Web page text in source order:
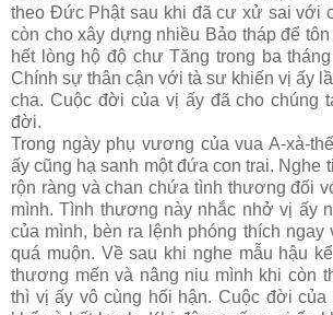
theo Ðức Phật sau khi đã cư xử sai với
còn cho xây dựng nhiều Bảo tháp để
hết lòng hộ độ chư Tăng trong ba
Chính sự thân cận với tà sư khiến vị ấy
cha. Cuộc đời của vị ấy đã cho chúng
đời.
Trong ngày phụ vương của vua A-xà-
ấy cũng hạ sanh một đứa con trai. Nghe
rộn ràng và chan chứa tình thương đối
mình. Tình thương này nhắc nhở vị ấy
của mình, bèn ra lệnh phóng thích ngay
quá muộn. Về sau khi nghe mẫu hậu
thương mến và nâng niu mình khi còn
thì vị ấy vô cùng hối hận. Cuộc đời của